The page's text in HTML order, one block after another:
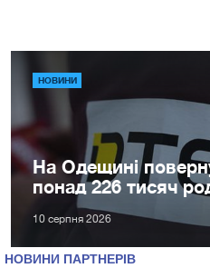
НОВИНИ
На Одещині
понад 226 тисяч
10 серпня 2026